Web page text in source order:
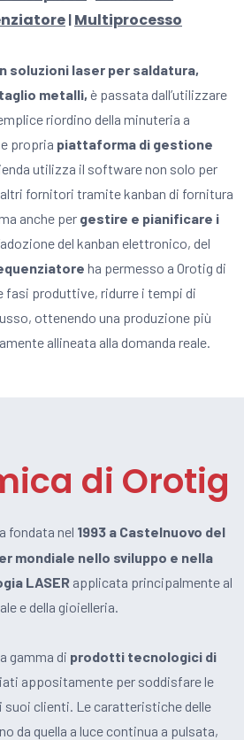
| Multiprocesso
soluzioni laser per saldatura,
metalli, è passata dall’utilizzare
riordino della minuteria a
propria piattaforma di gestione
utilizza il software non solo per
fornitori tramite kanban di fornitura
anche per gestire e pianificare i
del kanban elettronico, del
ha permesso a Orotig di
fasi produttive, ridurre i tempi di
ottenendo una produzione più
allineata alla domanda reale.
di Orotig
fondata nel 1993 a Castelnuovo del
mondiale nello sviluppo e nella
LASER applicata principalmente al
e della gioielleria.
gamma di prodotti tecnologici di
appositamente per soddisfare le
clienti. Le caratteristiche delle
da quella a luce continua a pulsata,